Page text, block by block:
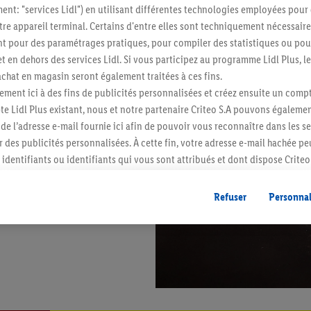
"services Lidl") en utilisant différentes technologies employées pour
appareil terminal. Certains d'entre elles sont techniquement
pour des paramétrages pratiques, pour compiler des statistiques ou
en dehors des services Lidl. Si vous participez au programme Lidl Plus,
en magasin seront également traitées à ces fins.
ici à des fins de publicités personnalisées et créez ensuite un
Lidl Plus existant, nous et notre partenaire Criteo S.A pouvons
l’adresse e-mail fournie ici afin de pouvoir vous reconnaître dans les
publicités personnalisées. À cette fin, votre adresse e-mail hachée
identifiants ou identifiants qui vous sont attribués et dont dispose Criteo
(par exemple en plaçant le produit dans un panier d’un webshop
être affichées sur plusieurs apppareils et plusieurs services de Lidl si
peuvent vous être attribués en utilisant votre adresse e-mail hachée et,
vous pouvez autoriser des finalités individuelles et trouver de plus amples
», vous pouvez autoriser uniquement l’utilisation des technologies
Refuser